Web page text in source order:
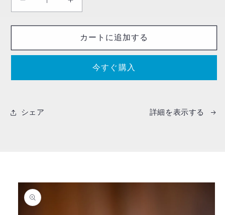
オーボエ用LnKリード カット1の数量を減らす
オーボエ用LnKリード カット1の数
カートに追加する
今すぐ購入
シェア 詳細を表示する